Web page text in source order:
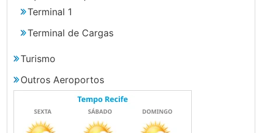
Terminal 1
Terminal de Cargas
Turismo
Outros Aeroportos